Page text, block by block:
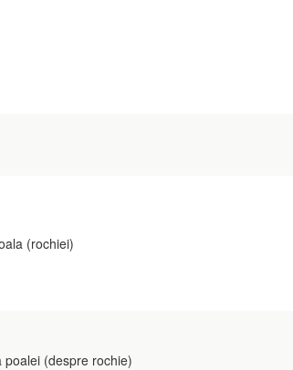
(rochiei)
poalei (despre rochie)